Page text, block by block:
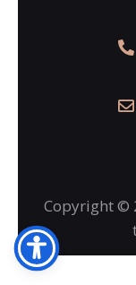
Copyright ©